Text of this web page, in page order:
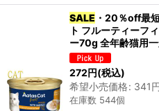
SALE ・20％off最
ト フルーティーフ
ー70g 全年齢猫用
272円(税込)
希望小売価格: 341
在庫数 544個